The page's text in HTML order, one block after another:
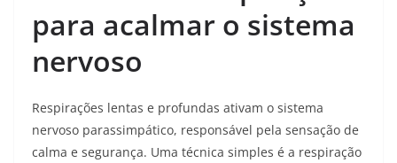
para acalmar o sistema
nervoso
Respirações lentas e profundas ativam o sistema
nervoso parassimpático, responsável pela sensação de
calma e segurança. Uma técnica simples é a respiração